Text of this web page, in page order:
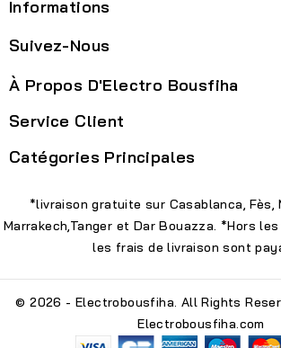
Informations
Suivez-Nous
À Propos D'Electro Bousfiha
Service Client
Catégories Principales
*livraison gratuite sur Casablanca, Fès,
Marrakech,Tanger et Dar Bouazza. *Hors
les frais de livraison sont
© 2026 - Electrobousfiha. All Rights
Electrobousfiha.com